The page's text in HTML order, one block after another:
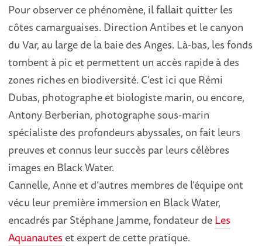
Pour observer ce phénomène, il fallait quitter les
côtes camarguaises. Direction Antibes et le canyon
du Var, au large de la baie des Anges. Là-bas, les fonds
tombent à pic et permettent un accès rapide à des
zones riches en biodiversité. C’est ici que Rémi
Dubas, photographe et biologiste marin, ou encore,
Antony Berberian, photographe sous-marin
spécialiste des profondeurs abyssales, on fait leurs
preuves et connus leur succès par leurs célèbres
images en Black Water.
Cannelle, Anne et d’autres membres de l’équipe ont
vécu leur première immersion en Black Water,
encadrés par Stéphane Jamme, fondateur deLes
Aquanautes et expert de cette pratique.